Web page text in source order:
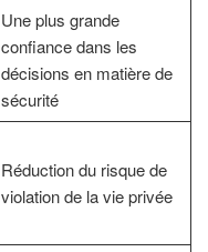
Une plus grande
confiance dans les
décisions en matière de
sécurité
Réduction du risque de
violation de la vie privée